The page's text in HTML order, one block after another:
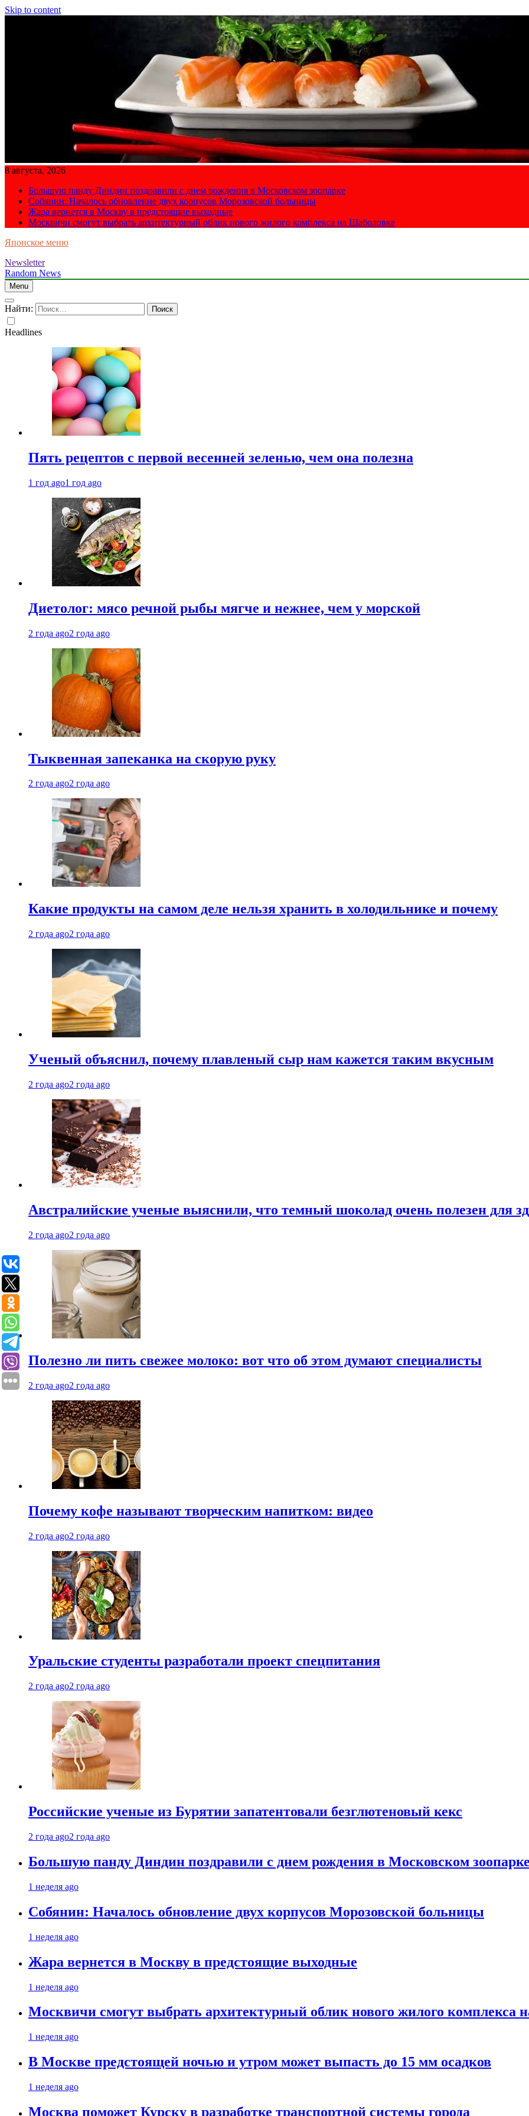
Skip to content
8 августа, 2026
Большую панду Диндин поздравили с днем рождения в Московском зоопарке
Собянин: Началось обновление двух корпусов Морозовской больницы
Жара вернется в Москву в предстоящие выходные
Москвичи смогут выбрать архитектурный облик нового жилого комплекса на Шаболовке
Японское меню
Newsletter
Random News
Menu
Найти:
Headlines
Пять рецептов с первой весенней зеленью, чем она полезна
1 год ago1 год ago
Диетолог: мясо речной рыбы мягче и нежнее, чем у морской
2 года ago2 года ago
Тыквенная запеканка на скорую руку
2 года ago2 года ago
Какие продукты на самом деле нельзя хранить в холодильнике и почему
2 года ago2 года ago
Ученый объяснил, почему плавленый сыр нам кажется таким вкусным
2 года ago2 года ago
Австралийские ученые выяснили, что темный шоколад очень полезен для
2 года ago2 года ago
Полезно ли пить свежее молоко: вот что об этом думают специалисты
2 года ago2 года ago
Почему кофе называют творческим напитком: видео
2 года ago2 года ago
Уральские студенты разработали проект спецпитания
2 года ago2 года ago
Российские ученые из Бурятии запатентовали безглютеновый кекс
2 года ago2 года ago
Большую панду Диндин поздравили с днем рождения в Московском зоопарке
1 неделя ago
Собянин: Началось обновление двух корпусов Морозовской больницы
1 неделя ago
Жара вернется в Москву в предстоящие выходные
1 неделя ago
Москвичи смогут выбрать архитектурный облик нового жилого комплекса
1 неделя ago
В Москве предстоящей ночью и утром может выпасть до 15 мм осадков
1 неделя ago
Москва поможет Курску в разработке транспортной системы города